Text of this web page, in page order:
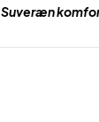
Suveræn